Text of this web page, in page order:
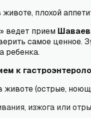
плохой
ведет прием
самое ценное.
ребенка.
к
животе (острые,
изжога или